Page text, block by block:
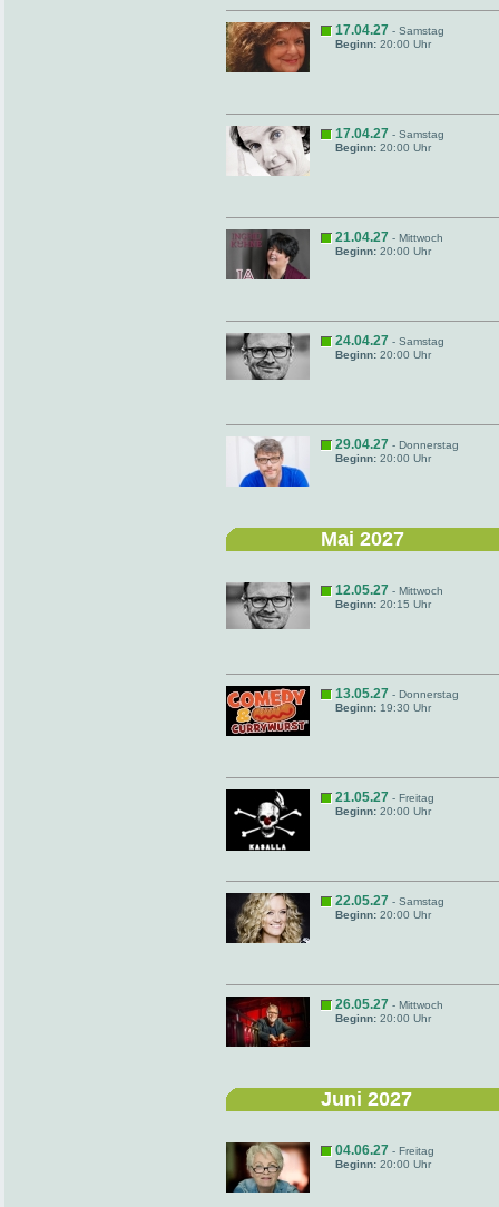
17.04.27 - Samstag
Beginn: 20:00 Uhr
17.04.27 - Samstag
Beginn: 20:00 Uhr
21.04.27 - Mittwoch
Beginn: 20:00 Uhr
24.04.27 - Samstag
Beginn: 20:00 Uhr
29.04.27 - Donnerstag
Beginn: 20:00 Uhr
Mai 2027
12.05.27 - Mittwoch
Beginn: 20:15 Uhr
13.05.27 - Donnerstag
Beginn: 19:30 Uhr
21.05.27 - Freitag
Beginn: 20:00 Uhr
22.05.27 - Samstag
Beginn: 20:00 Uhr
26.05.27 - Mittwoch
Beginn: 20:00 Uhr
Juni 2027
04.06.27 - Freitag
Beginn: 20:00 Uhr